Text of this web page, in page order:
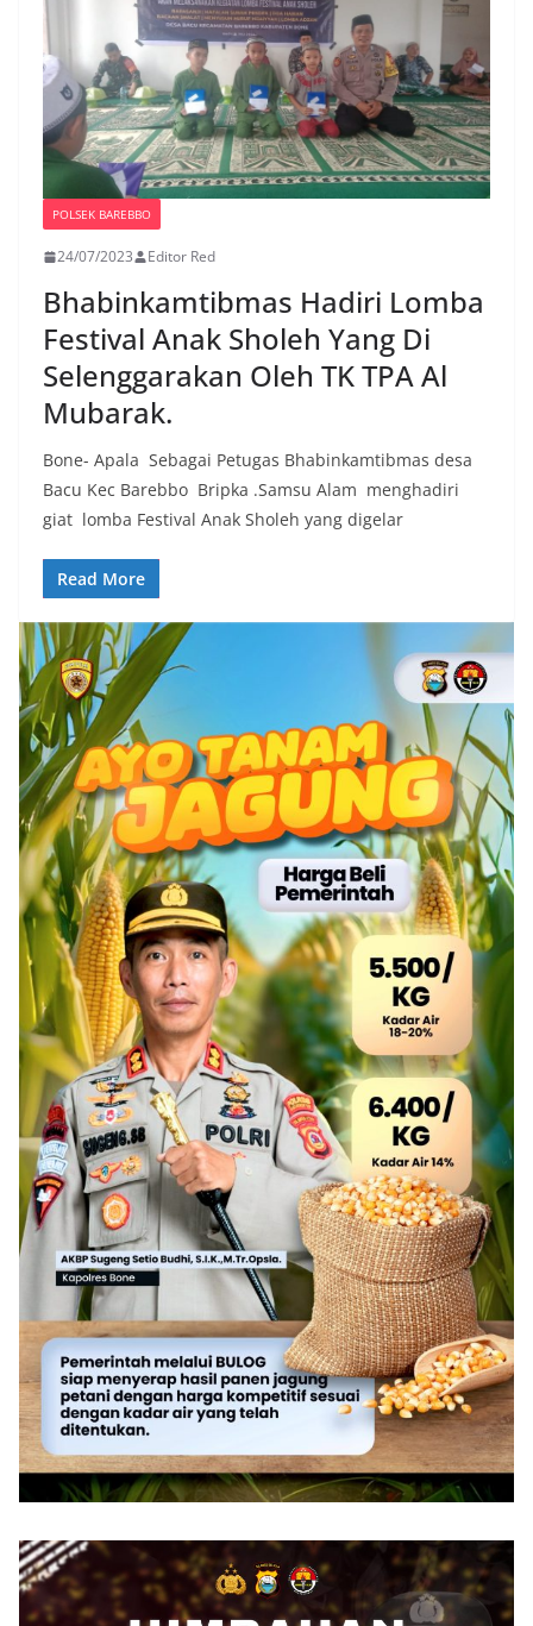
POLSEK BAREBBO
24/07/2023 Editor Red
Bhabinkamtibmas Hadiri Lomba
Festival Anak Sholeh Yang Di
Selenggarakan Oleh TK TPA Al
Mubarak.
Bone- Apala Sebagai Petugas Bhabinkamtibmas desa
Bacu Kec Barebbo Bripka .Samsu Alam menghadiri
giat lomba Festival Anak Sholeh yang digelar
Read More